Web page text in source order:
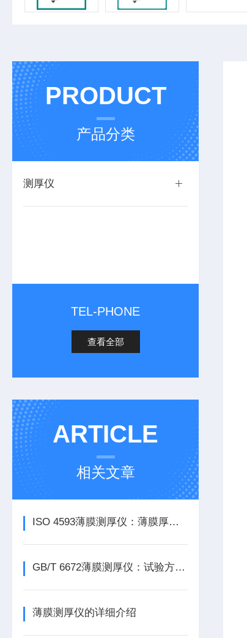
PRODUCT
产品分类
测厚仪
TEL-PHONE
查看全部
ARTICLE
相关文章
ISO 4593薄膜测厚仪：薄膜厚度均匀性探索
GB/T 6672薄膜测厚仪：试验方法与仪器介绍
薄膜测厚仪的详细介绍